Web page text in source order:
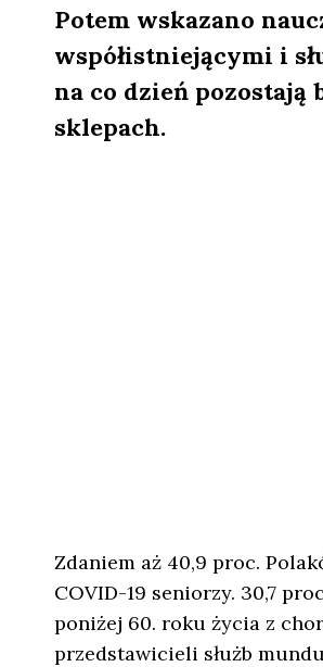
Potem wskazano
współistniejącymi i
na co dzień
sklepach.
Zdaniem aż 40,9 proc.
COVID-19 seniorzy. 30,7
poniżej 60. roku życia z
przedstawicieli służb